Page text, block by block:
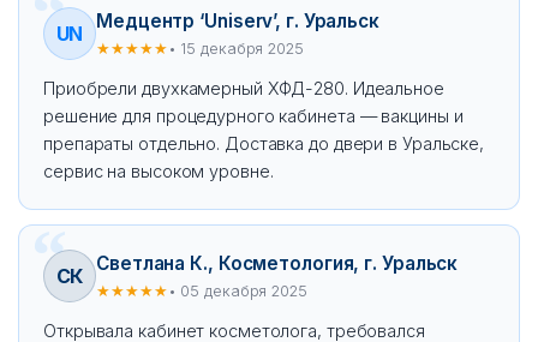
UN
Медцентр ‘Uniserv’, г. Уральск
★★★★★ • 15 декабря 2025
Приобрели двухкамерный ХФД-280. Идеальное
решение для процедурного кабинета — вакцины и
препараты отдельно. Доставка до двери в Уральске,
сервис на высоком уровне.
СК
Светлана К., Косметология, г. Уральск
★★★★★ • 05 декабря 2025
Открывала кабинет косметолога, требовался